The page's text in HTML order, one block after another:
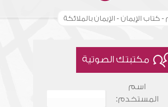
الإيمان - الإيمان بالملائكة
مكتبتك الصوتية
اسم
المستخدم: